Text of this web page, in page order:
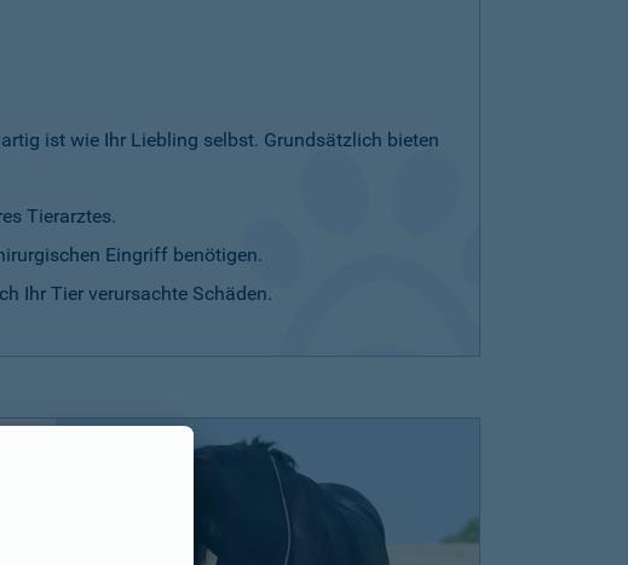
ist wie Ihr Liebling selbst. Grundsätzlich bieten
Tierarztes.
Eingriff benötigen.
Ihr Tier verursachte Schäden.